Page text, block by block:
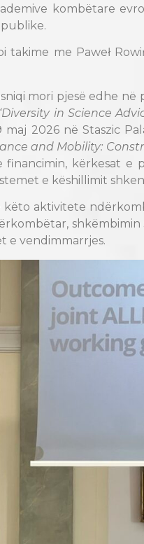
kombëtare
me Paweł
mori pjesë edhe në
in Science
2026 në Staszic
and Mobility:
kërkesat e
e këshillimit
këto aktivitete
e vendimmarrjes.